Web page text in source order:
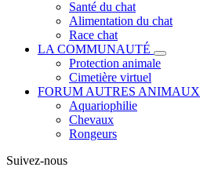
Santé du chat
Alimentation du chat
Race chat
LA COMMUNAUTÉ
Protection animale
Cimetière virtuel
FORUM AUTRES ANIMAUX
Aquariophilie
Chevaux
Rongeurs
Suivez-nous